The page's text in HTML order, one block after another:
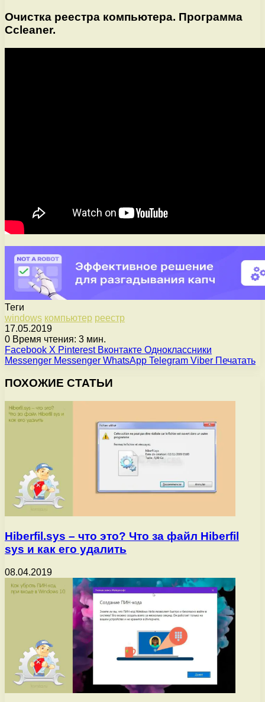
Очистка реестра компьютера. Программа
Ccleaner.
Теги
windows компьютер реестр
17.05.2019
0 Время чтения: 3 мин.
Facebook X Pinterest Вконтакте Одноклассники
Messenger Messenger WhatsApp Telegram Viber Печатать
ПОХОЖИЕ СТАТЬИ
Hiberfil.sys – что это? Что за файл Hiberfil
sys и как его удалить
08.04.2019